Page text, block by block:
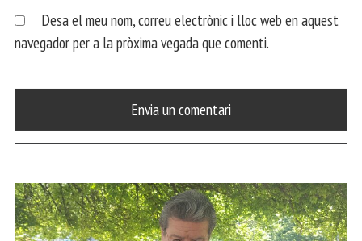
Desa el meu nom, correu electrònic i lloc web en aquest
navegador per a la pròxima vegada que comenti.